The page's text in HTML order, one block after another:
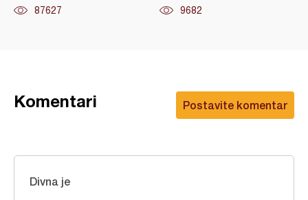
87627 9682
Postavite komentar
Komentari
Divna je